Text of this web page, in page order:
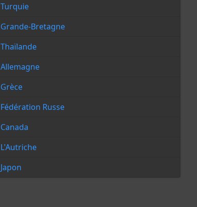
Turquie
Grande-Bretagne
Thaïlande
Allemagne
Grèce
Fédération Russe
Canada
L'Autriche
Japon